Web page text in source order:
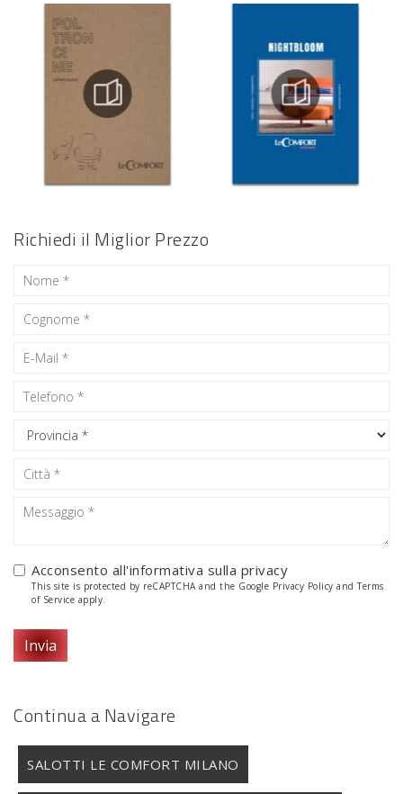
Richiedi il Miglior Prezzo
Acconsento all'informativa sulla privacy
This site is protected by reCAPTCHA and the Google Privacy Policy andTerms
of Service apply.
Invia
Continua a Navigare
SALOTTI LE COMFORT MILANO